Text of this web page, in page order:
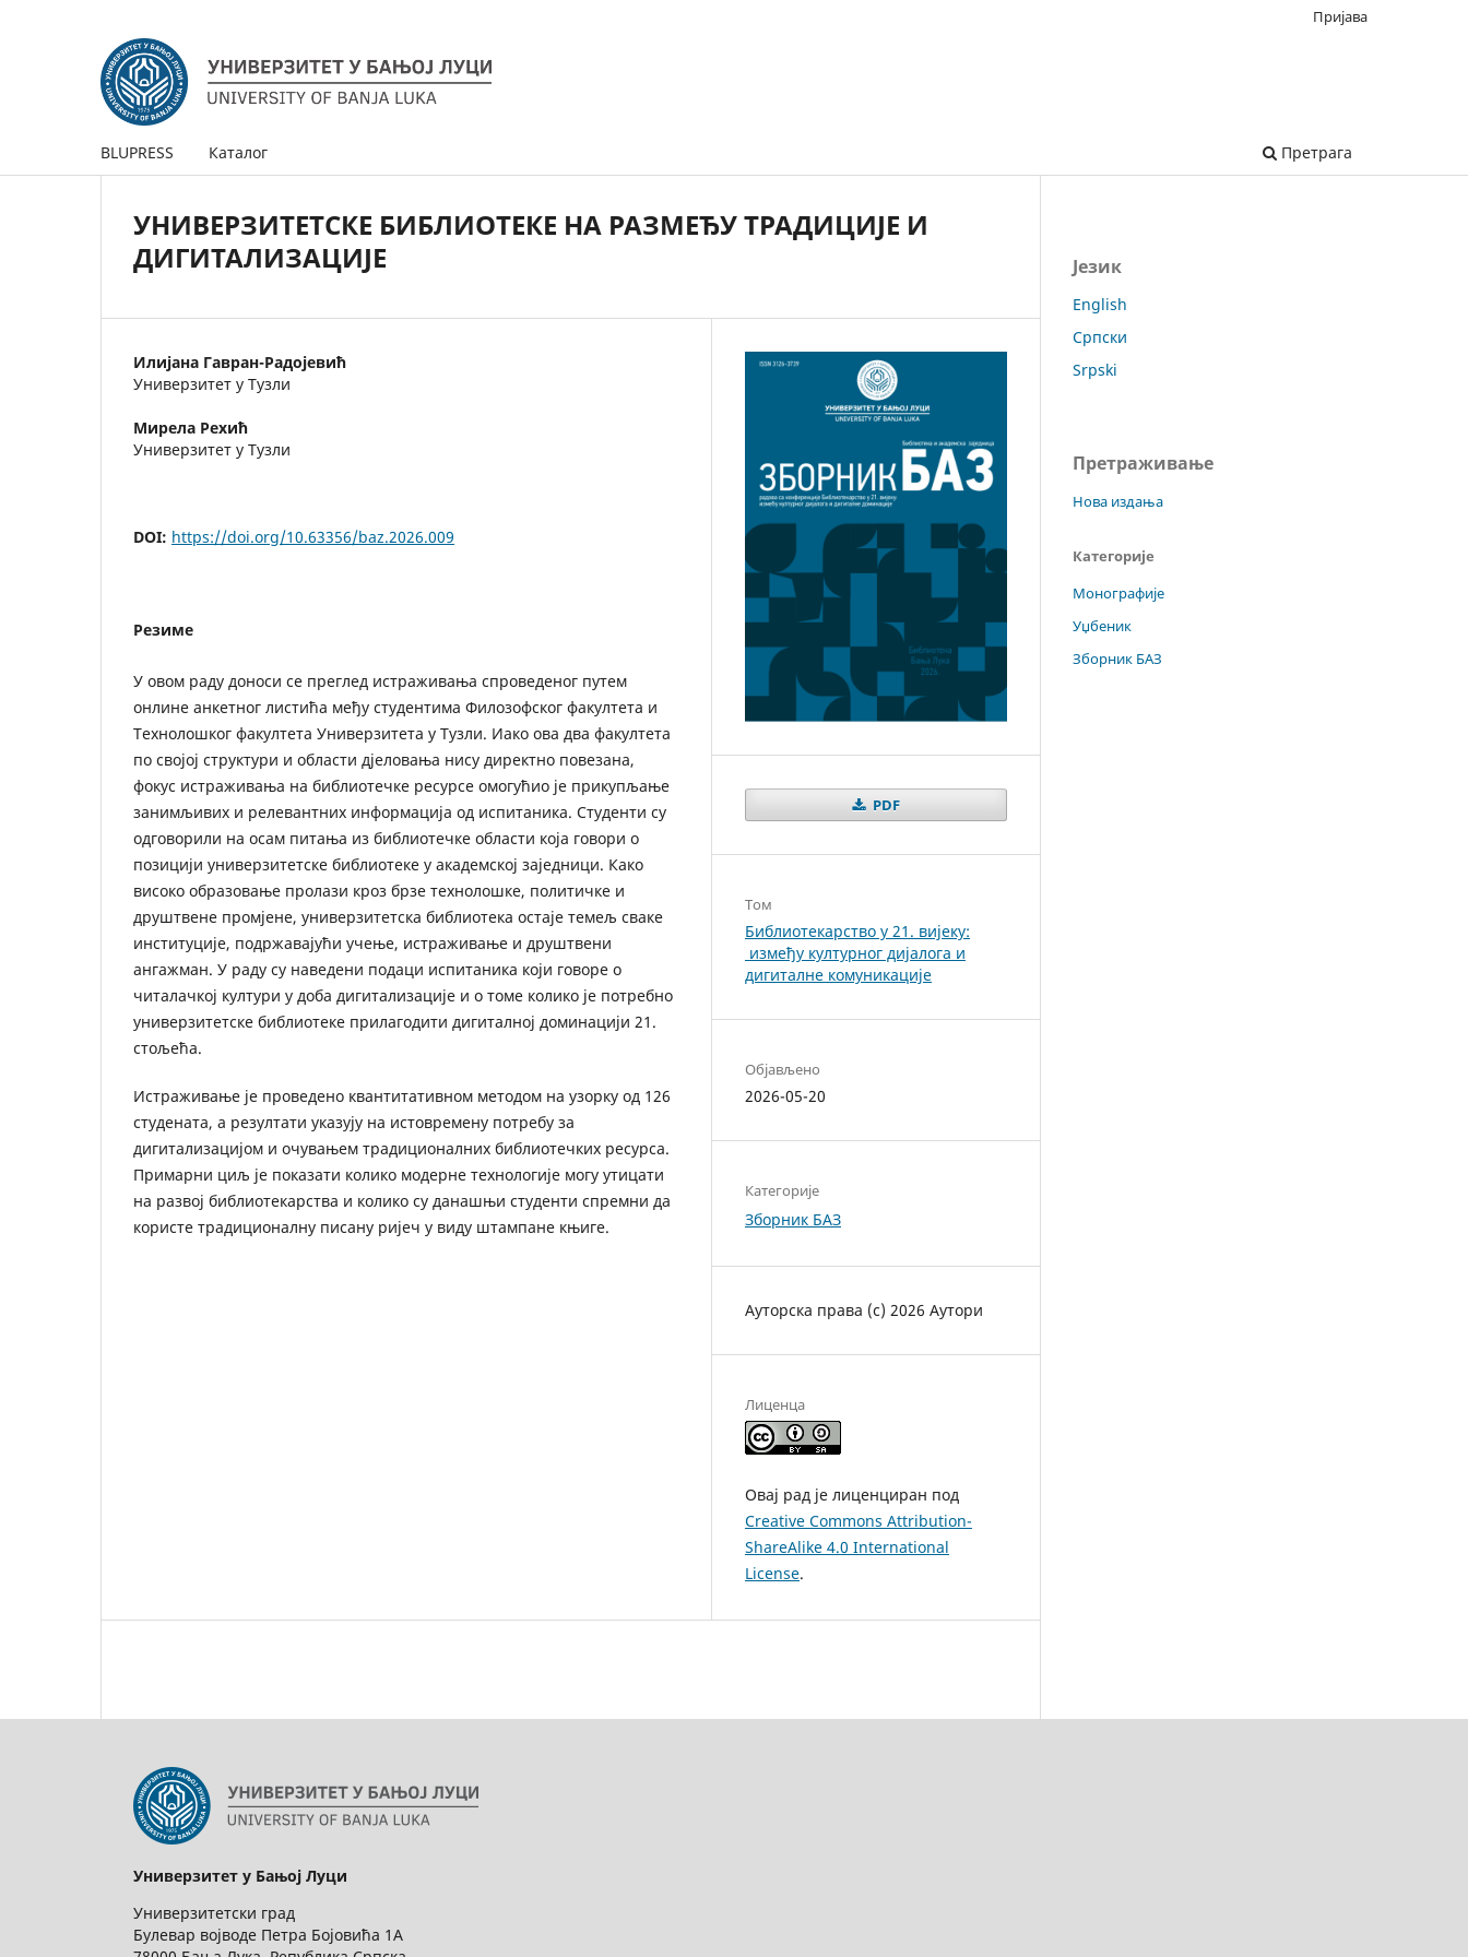
BLUPRESS Каталог Претрага
Пријава
УНИВЕРЗИТЕТСКЕ БИБЛИОТЕКЕ НА РАЗМЕЂУ ТРАДИЦИЈЕ И
ДИГИТАЛИЗАЦИЈЕ
Илијана Гавран-Радојевић
Универзитет у Тузли
Мирела Рехић
Универзитет у Тузли
DOI: https://doi.org/10.63356/baz.2026.009
Резиме
У овом раду доноси се преглед истраживања спроведеног путем
онлине анкетног листића међу студентима Филозофског факултета и
Технолошког факултета Универзитета у Тузли. Иако ова два факултета
по својој структури и области дјеловања нису директно повезана,
фокус истраживања на библиотечке ресурсе омогућио је прикупљање
занимљивих и релевантних информација од испитаника. Студенти су
одговорили на осам питања из библиотечке области која говори о
позицији универзитетске библиотеке у академској заједници. Како
високо образовање пролази кроз брзе технолошке, политичке и
друштвене промјене, универзитетска библиотека остаје темељ сваке
институције, подржавајући учење, истраживање и друштвени
ангажман. У раду су наведени подаци испитаника који говоре о
читалачкој култури у доба дигитализације и о томе колико је потребно
универзитетске библиотеке прилагодити дигиталној доминацији 21.
стољећа.
Истраживање је проведено квантитативном методом на узорку од 126
студената, а резултати указују на истовремену потребу за
дигитализацијом и очувањем традиционалних библиотечких ресурса.
Примарни циљ је показати колико модерне технологије могу утицати
на развој библиотекарства и колико су данашњи студенти спремни да
користе традиционалну писану ријеч у виду штампане књиге.
PDF
Том
Библиотекарство у 21. вијеку:
између културног дијалога и
дигиталне комуникације
Објављено
2026-05-20
Категорије
Зборник БАЗ
Ауторска права (c) 2026 Аутори
Лиценца
Овај рад је лиценциран под
Creative Commons Attribution-
ShareAlike 4.0 International
License.
Језик
English
Српски
Srpski
Претраживање
Нова издања
Категорије
Монографије
Уџбеник
Зборник БАЗ
Универзитет у Бањој Луци
Универзитетски град
Булевар војводе Петра Бојовића 1А